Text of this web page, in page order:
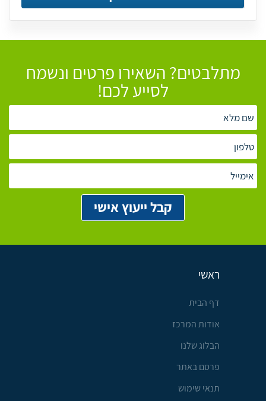
מתלבטים? השאירו פרטים ונשמח
לסייע לכם!
ראשי
דף הבית
אודות המרכז
הבלוג שלנו
פרסם באתר
תנאי שימוש